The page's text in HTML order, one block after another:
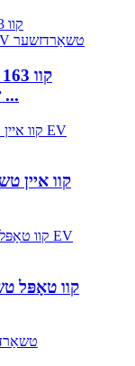
טשאַרדזשינג ביקסן DC שנעל ...